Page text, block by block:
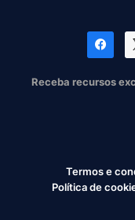
Receba recursos
Termos e
Política de